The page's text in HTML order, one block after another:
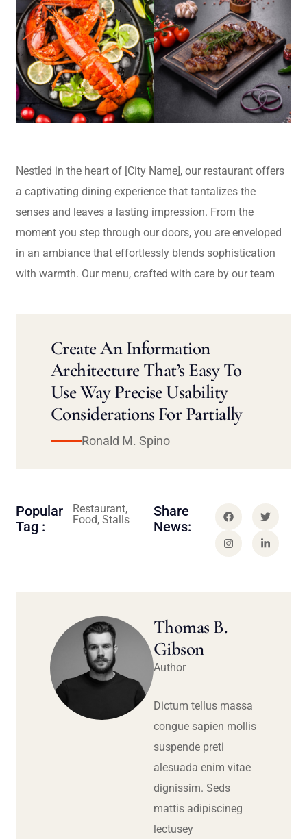
Nestled in the heart of [City Name], our restaurant offers
a captivating dining experience that tantalizes the
senses and leaves a lasting impression. From the
moment you step through our doors, you are enveloped
in an ambiance that effortlessly blends sophistication
with warmth. Our menu, crafted with care by our team
Create An Information
Architecture That’s Easy To
Use Way Precise Usability
Considerations For Partially
Ronald M. Spino
Popular
Tag :
Restaurant,
Food, Stalls
Share
News:
Thomas B.
Gibson
Author
Dictum tellus massa
congue sapien mollis
suspende preti
alesuada enim vitae
dignissim. Seds
mattis adipiscineg
lectusey